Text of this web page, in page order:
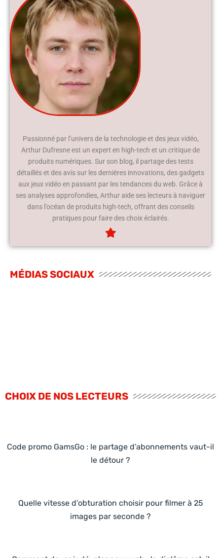
Passionné par l’univers de la technologie et des jeux vidéo,
Arthur Dufresne est un expert en high-tech et un critique de
produits numériques. Sur son blog, il partage des tests
détaillés et des avis sur les dernières innovations, des gadgets
aux jeux vidéo en passant par les tendances du web. Grâce à
ses analyses approfondies, Arthur aide ses lecteurs à naviguer
dans l’océan de produits high-tech, offrant des conseils
pratiques pour faire des choix éclairés.
MÉDIAS SOCIAUX
CHOIX DE NOS LECTEURS
Code promo GamsGo : le partage d’abonnements vaut-il
le détour ?
Quelle vitesse d’obturation choisir pour filmer à 25
images par seconde ?